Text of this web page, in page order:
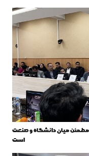
مطمئن میان دانشگاه و صنعت
است